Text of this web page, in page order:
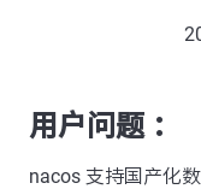
用户问题 ：
nacos 支持国产化数